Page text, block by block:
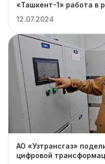
«Ташкент-1» работа в
12.07.2024
АО «Узтрансгаз»
цифровой